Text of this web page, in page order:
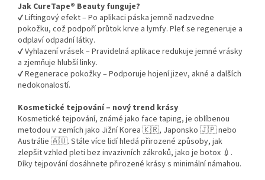
Jak CureTape® Beauty funguje?
✔️ Liftingový efekt – Po aplikaci páska jemně nadzvedne
pokožku, což podpoří průtok krve a lymfy. Pleť se regeneruje a
odplaví odpadní látky.
✔️ Vyhlazení vrásek – Pravidelná aplikace redukuje jemné vrásky
a zjemňuje hlubší linky.
✔️ Regenerace pokožky – Podporuje hojení jizev, akné a dalších
nedokonalostí.
Kosmetické tejpování – nový trend krásy
Kosmetické tejpování, známé jako face taping, je oblíbenou
metodou v zemích jako Jižní Korea 🇰🇷, Japonsko 🇯🇵 nebo
Austrálie 🇦🇺. Stále více lidí hledá přirozené způsoby, jak
zlepšit vzhled pleti bez invazivních zákroků, jako je botox 💉.
Díky tejpování dosáhnete přirozené krásy s minimální námahou.